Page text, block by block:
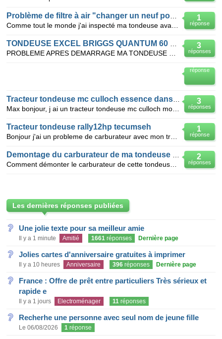
1
réponse
3
réponses
réponse
3
réponses
1
réponse
Tracteur tondeuse rally12hp tecumseh
2
réponses
Les dernières réponses publiées
Une jolie texte pour sa meilleur amie
Il y a 1 minute Amitié 1661 réponses Dernière page
Jolies cartes d'anniversaire gratuites à imprimer
Il y a 10 heures Anniversaire 396 réponses Dernière page
France : Offre de prêt entre particuliers Très sérieux et
rapide e
Il y a 1 jours Electroménager 11 réponses
Recherhe une personne avec seul nom de jeune fille
Le 06/08/2026 1 réponse